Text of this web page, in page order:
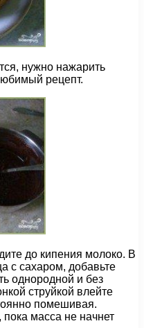
нужно нажарить
рецепт.
до кипения молоко. В
с сахаром, добавьте
однородной и без
струйкой влейте
помешивая.
масса не начнет